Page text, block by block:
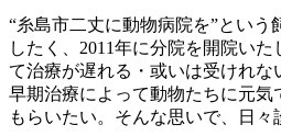
“糸島市二丈に動物病院を”という
したく、2011年に分院を開院いた
て治療が遅れる・或いは受けれな
早期治療によって動物たちに元気
もらいたい。そんな思いで、日々